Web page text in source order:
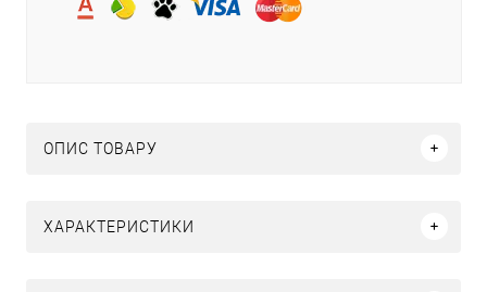
ОПИС ТОВАРУ
ХАРАКТЕРИСТИКИ